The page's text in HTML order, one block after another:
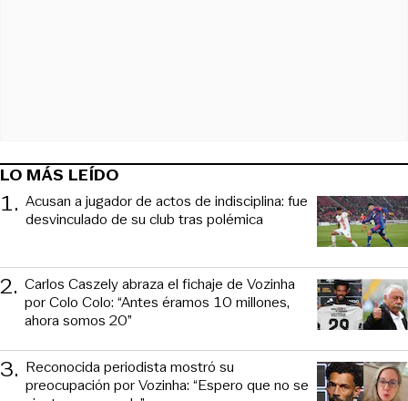
LO MÁS LEÍDO
1. Acusan a jugador de actos de indisciplina: fue
desvinculado de su club tras polémica
2. Carlos Caszely abraza el fichaje de Vozinha
por Colo Colo: “Antes éramos 10 millones,
ahora somos 20”
3. Reconocida periodista mostró su
preocupación por Vozinha: “Espero que no se